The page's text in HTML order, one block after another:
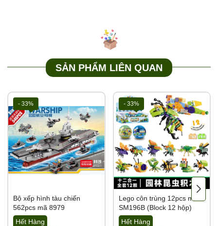
SẢN PHẨM LIÊN QUAN
- 33%
Bộ xếp hình tàu chiến
562pcs mã 8979
Hết Hàng
- 33%
Lego côn trùng 12pcs mã
SM196B (Block 12 hộp)
Hết Hàng